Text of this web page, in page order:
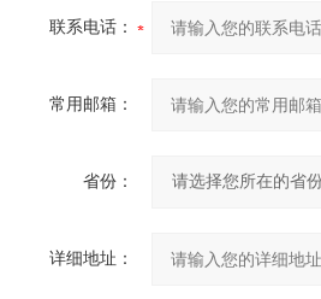
联系电话：
常用邮箱：
省份：
详细地址：